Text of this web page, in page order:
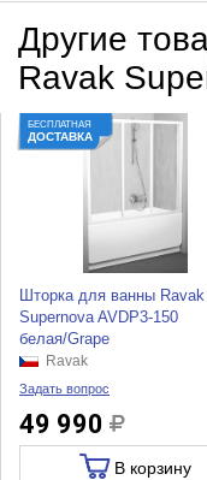
Другие
Ravak
БЕСПЛАТНАЯ
ДОСТАВКА
Шторка для ванны Ravak
Supernova AVDP3-150
белая/Grape
Ravak
Задать вопрос
49 990
В корзину